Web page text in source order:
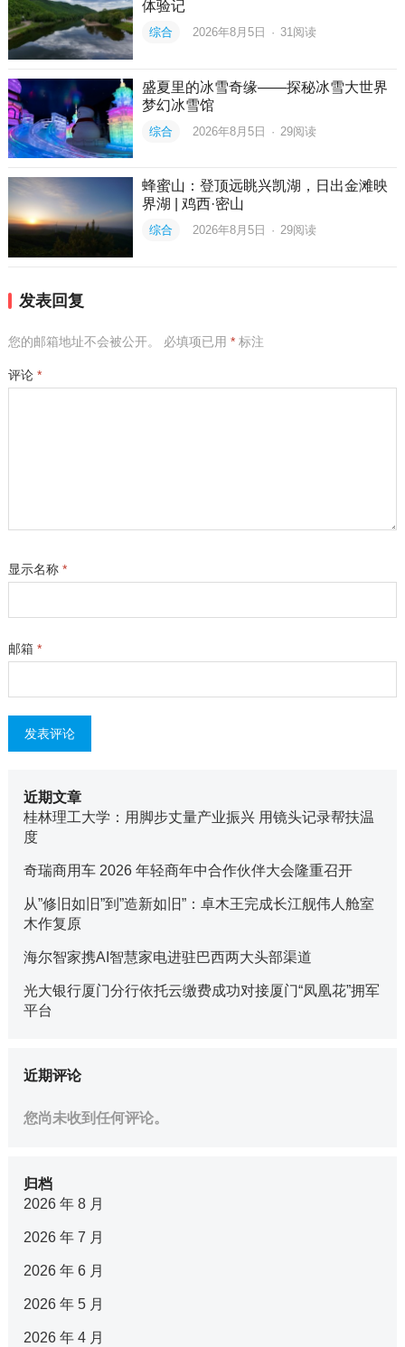
体验记
综合 2026年8月5日 · 31阅读
盛夏里的冰雪奇缘——探秘冰雪大世界
梦幻冰雪馆
综合 2026年8月5日 · 29阅读
蜂蜜山：登顶远眺兴凯湖，日出金滩映
界湖 | 鸡西·密山
综合 2026年8月5日 · 29阅读
发表回复
您的邮箱地址不会被公开。 必填项已用 *标注
评论 *
显示名称 *
邮箱 *
近期文章
桂林理工大学：用脚步丈量产业振兴 用镜头记录帮扶温
度
奇瑞商用车 2026 年轻商年中合作伙伴大会隆重召开
从”修旧如旧”到”造新如旧”：卓木王完成长江舰伟人舱室
木作复原
海尔智家携AI智慧家电进驻巴西两大头部渠道
光大银行厦门分行依托云缴费成功对接厦门“凤凰花”拥军
平台
近期评论
您尚未收到任何评论。
归档
2026 年 8 月
2026 年 7 月
2026 年 6 月
2026 年 5 月
2026 年 4 月